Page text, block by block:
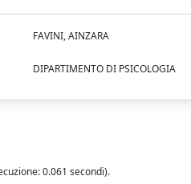
FAVINI, AINZARA
DIPARTIMENTO DI PSICOLOGIA
0.061 secondi).